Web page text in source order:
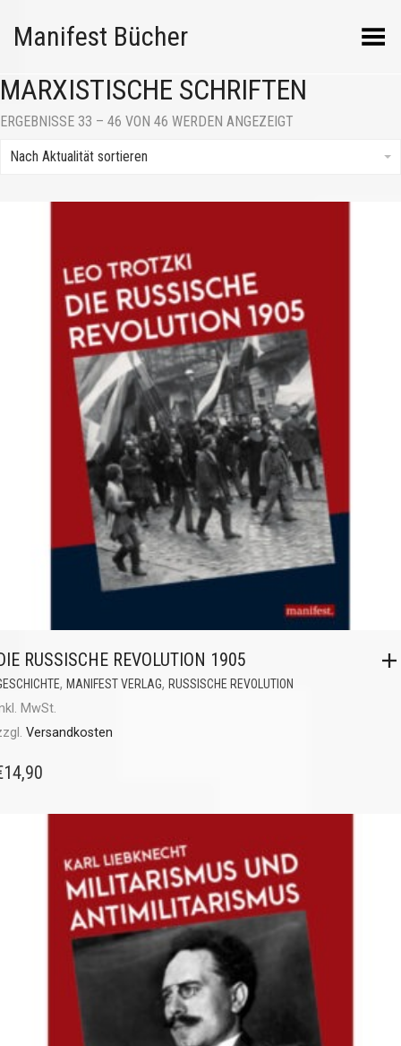
Manifest Bücher Menü umschalten
MARXISTISCHE SCHRIFTEN
ERGEBNISSE 33 – 46 VON 46 WERDEN ANGEZEIGT
Nach Aktualität sortieren
RUSSISCHE REVOLUTION 1905
, MANIFEST VERLAG, RUSSISCHE REVOLUTION
MwSt.
Versandkosten
14,90